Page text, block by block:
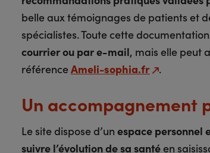
belle aux témoignages de patients et
spécialistes. Toute cette
courrier ou par e-mail, mais elle peut
référenceAmeli-sophia.fr .
Un accompagnement
Le site dispose d’un espace personnel
suivre l’évolution de sa santé en